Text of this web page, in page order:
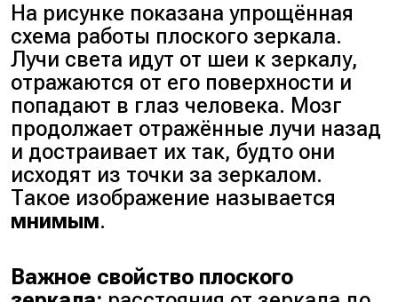
На рисунке показана упрощённая
схема работы плоского зеркала.
Лучи света идут от шеи к зеркалу,
отражаются от его поверхности и
попадают в глаз человека. Мозг
продолжает отражённые лучи назад
и достраивает их так, будто они
исходят из точки за зеркалом.
Такое изображение называется
мнимым.
Важное свойство плоского